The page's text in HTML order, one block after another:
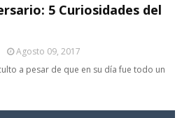
5 Curiosidades del
Agosto 09, 2017
a pesar de que en su día fue todo un